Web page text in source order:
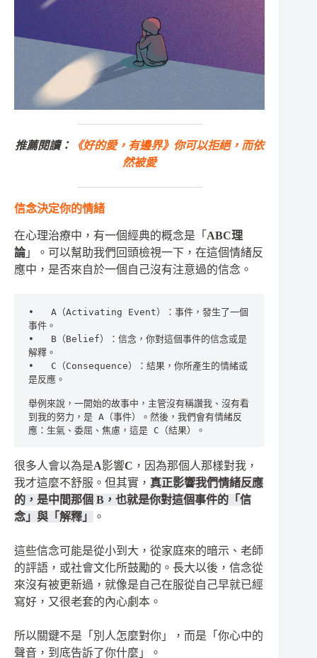
推薦閱讀：
《好的愛，有邊界》你可以拒絕，而依
然被愛
信念決定你的情緒
在心理治療中，有一個經典的概念是「 ABC理
論」。可以幫助我們回頭檢視一下，在這個情緒反
應中，是否來自於一個自己沒有注意過的信念。
•	A（Activating Event）：事件，發生了一個
事件。
•	B（Belief）：信念，你對這個事件的信念或是
解釋。
•	C（Consequence）：結果，你所產生的情緒或
是反應。
舉例來說，一開始的故事中，主管沒有稱讚我、沒有看
到我的努力，是 A（事件）。然後，我們會有情緒反
應：生氣、委屈、焦慮，這是 C（結果）。
很多人會以為是A影響C ，因為那個人那樣對我，
我才這麼不舒服。但其實， 真正影響我們情緒反應
的，是中間那個 B，也就是你對這個事件的「信
念」與「解釋」
。
這些信念可能是從小到大，從家庭來的暗示、老師
的評語，或社會文化所鼓勵的。長大以後，信念從
來沒有被更新過，就像是自己在服從自己早就已經
寫好，又很老套的內心劇本。
所以關鍵不是「別人怎麼對你」，而是「你心中的
聲音，到底告訴了你什麼」。